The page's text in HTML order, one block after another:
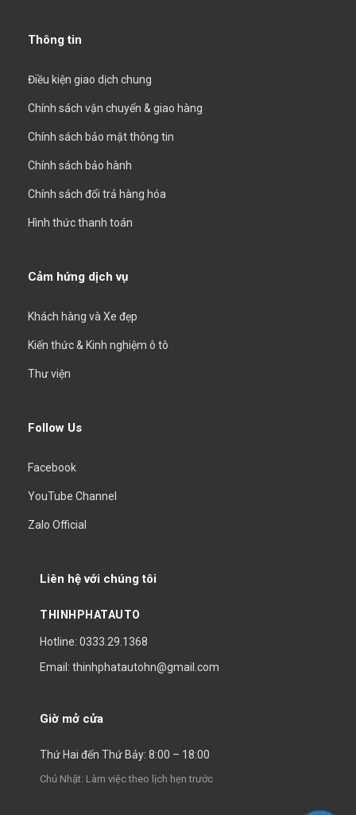
Thông tin
Điều kiện giao dịch chung
Chính sách vận chuyển & giao hàng
Chính sách bảo mật thông tin
Chính sách bảo hành
Chính sách đổi trả hàng hóa
Hình thức thanh toán
Cảm hứng dịch vụ
Khách hàng và Xe đẹp
Kiến thức & Kinh nghiệm ô tô
Thư viện
Follow Us
Facebook
YouTube Channel
Zalo Official
Liên hệ với chúng tôi
THINHPHATAUTO
Hotline: 0333.29.1368
Email: thinhphatautohn@gmail.com
Giờ mở cửa
Thứ Hai đến Thứ Bảy: 8:00 – 18:00
Chủ Nhật: Làm việc theo lịch hẹn trước